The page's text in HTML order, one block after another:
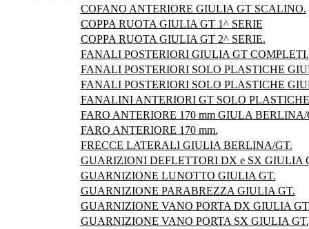
COFANO ANTERIORE GIULIA GT SCALINO.
COPPA RUOTA GIULIA GT 1^ SERIE
COPPA RUOTA GIULIA GT 2^ SERIE.
FANALI POSTERIORI GIULIA GT COMPLETI.
FANALI POSTERIORI SOLO PLASTICHE
FANALI POSTERIORI SOLO PLASTICHE
FANALINI ANTERIORI GT SOLO
FARO ANTERIORE 170 mm GIULA BERLINA/
FARO ANTERIORE 170 mm.
FRECCE LATERALI GIULIA BERLINA/GT.
GUARIZIONI DEFLETTORI DX e SX GIULIA
GUARNIZIONE LUNOTTO GIULIA GT.
GUARNIZIONE PARABREZZA GIULIA GT.
GUARNIZIONE VANO PORTA DX GIULIA
GUARNIZIONE VANO PORTA SX GIULIA GT.